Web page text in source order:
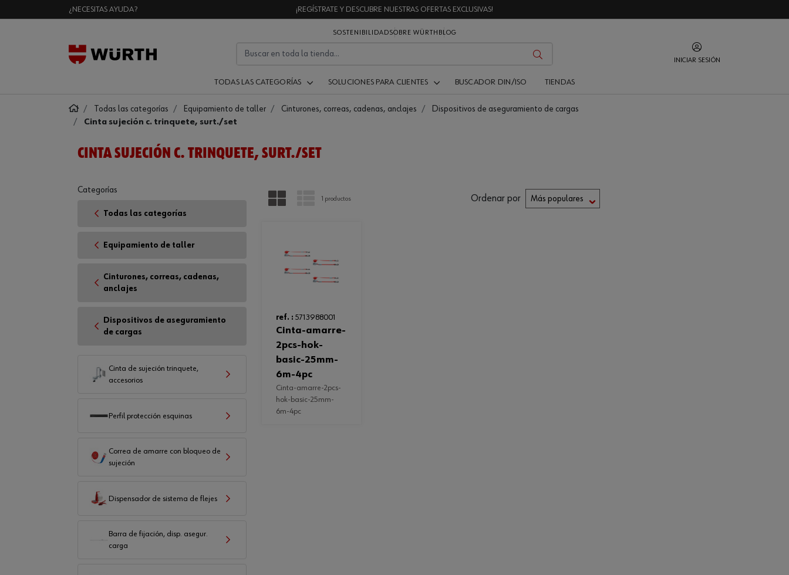
¿NECESITAS AYUDA? ¡REGÍSTRATE Y DESCUBRE NUESTRAS OFERTAS EXCLUSIVAS!
SOSTENIBILIDADSOBRE WÜRTH BLOG
INICIAR SESIÓN
TODAS LAS CATEGORÍAS SOLUCIONES PARA CLIENTES BUSCADOR DIN/ISO TIENDAS
Todas las categorías Equipamiento de taller Cinturones, correas, cadenas, anclajes
Dispositivos de aseguramiento de cargas
Cinta sujeción c. trinquete, surt./set
CINTA SUJECIÓN C. TRINQUETE, SURT./SET
PARRILLA LISTA
1 productos Ordenar por
ref. : 5713988001
cinta-amarre-
2pcs-hok-
basic-25mm-
6m-4pc
cinta-amarre-2pcs-
hok-basic-25mm-
6m-4pc
Categorías
Todas las categorías
Equipamiento de taller
Cinturones, correas, cadenas,
anclajes
Dispositivos de aseguramiento
de cargas
Cinta de sujeción trinquete,
accesorios
Perfil protección esquinas
Correa de amarre con bloqueo de
sujeción
Dispensador de sistema de flejes
Barra de fijación, disp. asegur.
carga